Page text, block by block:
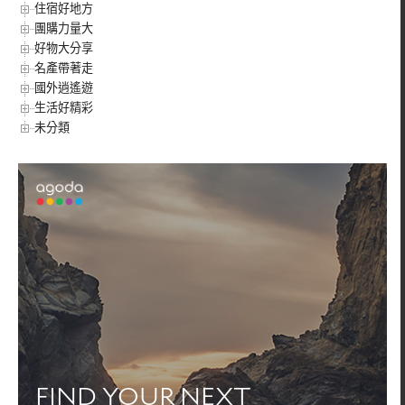
住宿好地方
團購力量大
好物大分享
名產帶著走
國外逍遙遊
生活好精彩
未分類